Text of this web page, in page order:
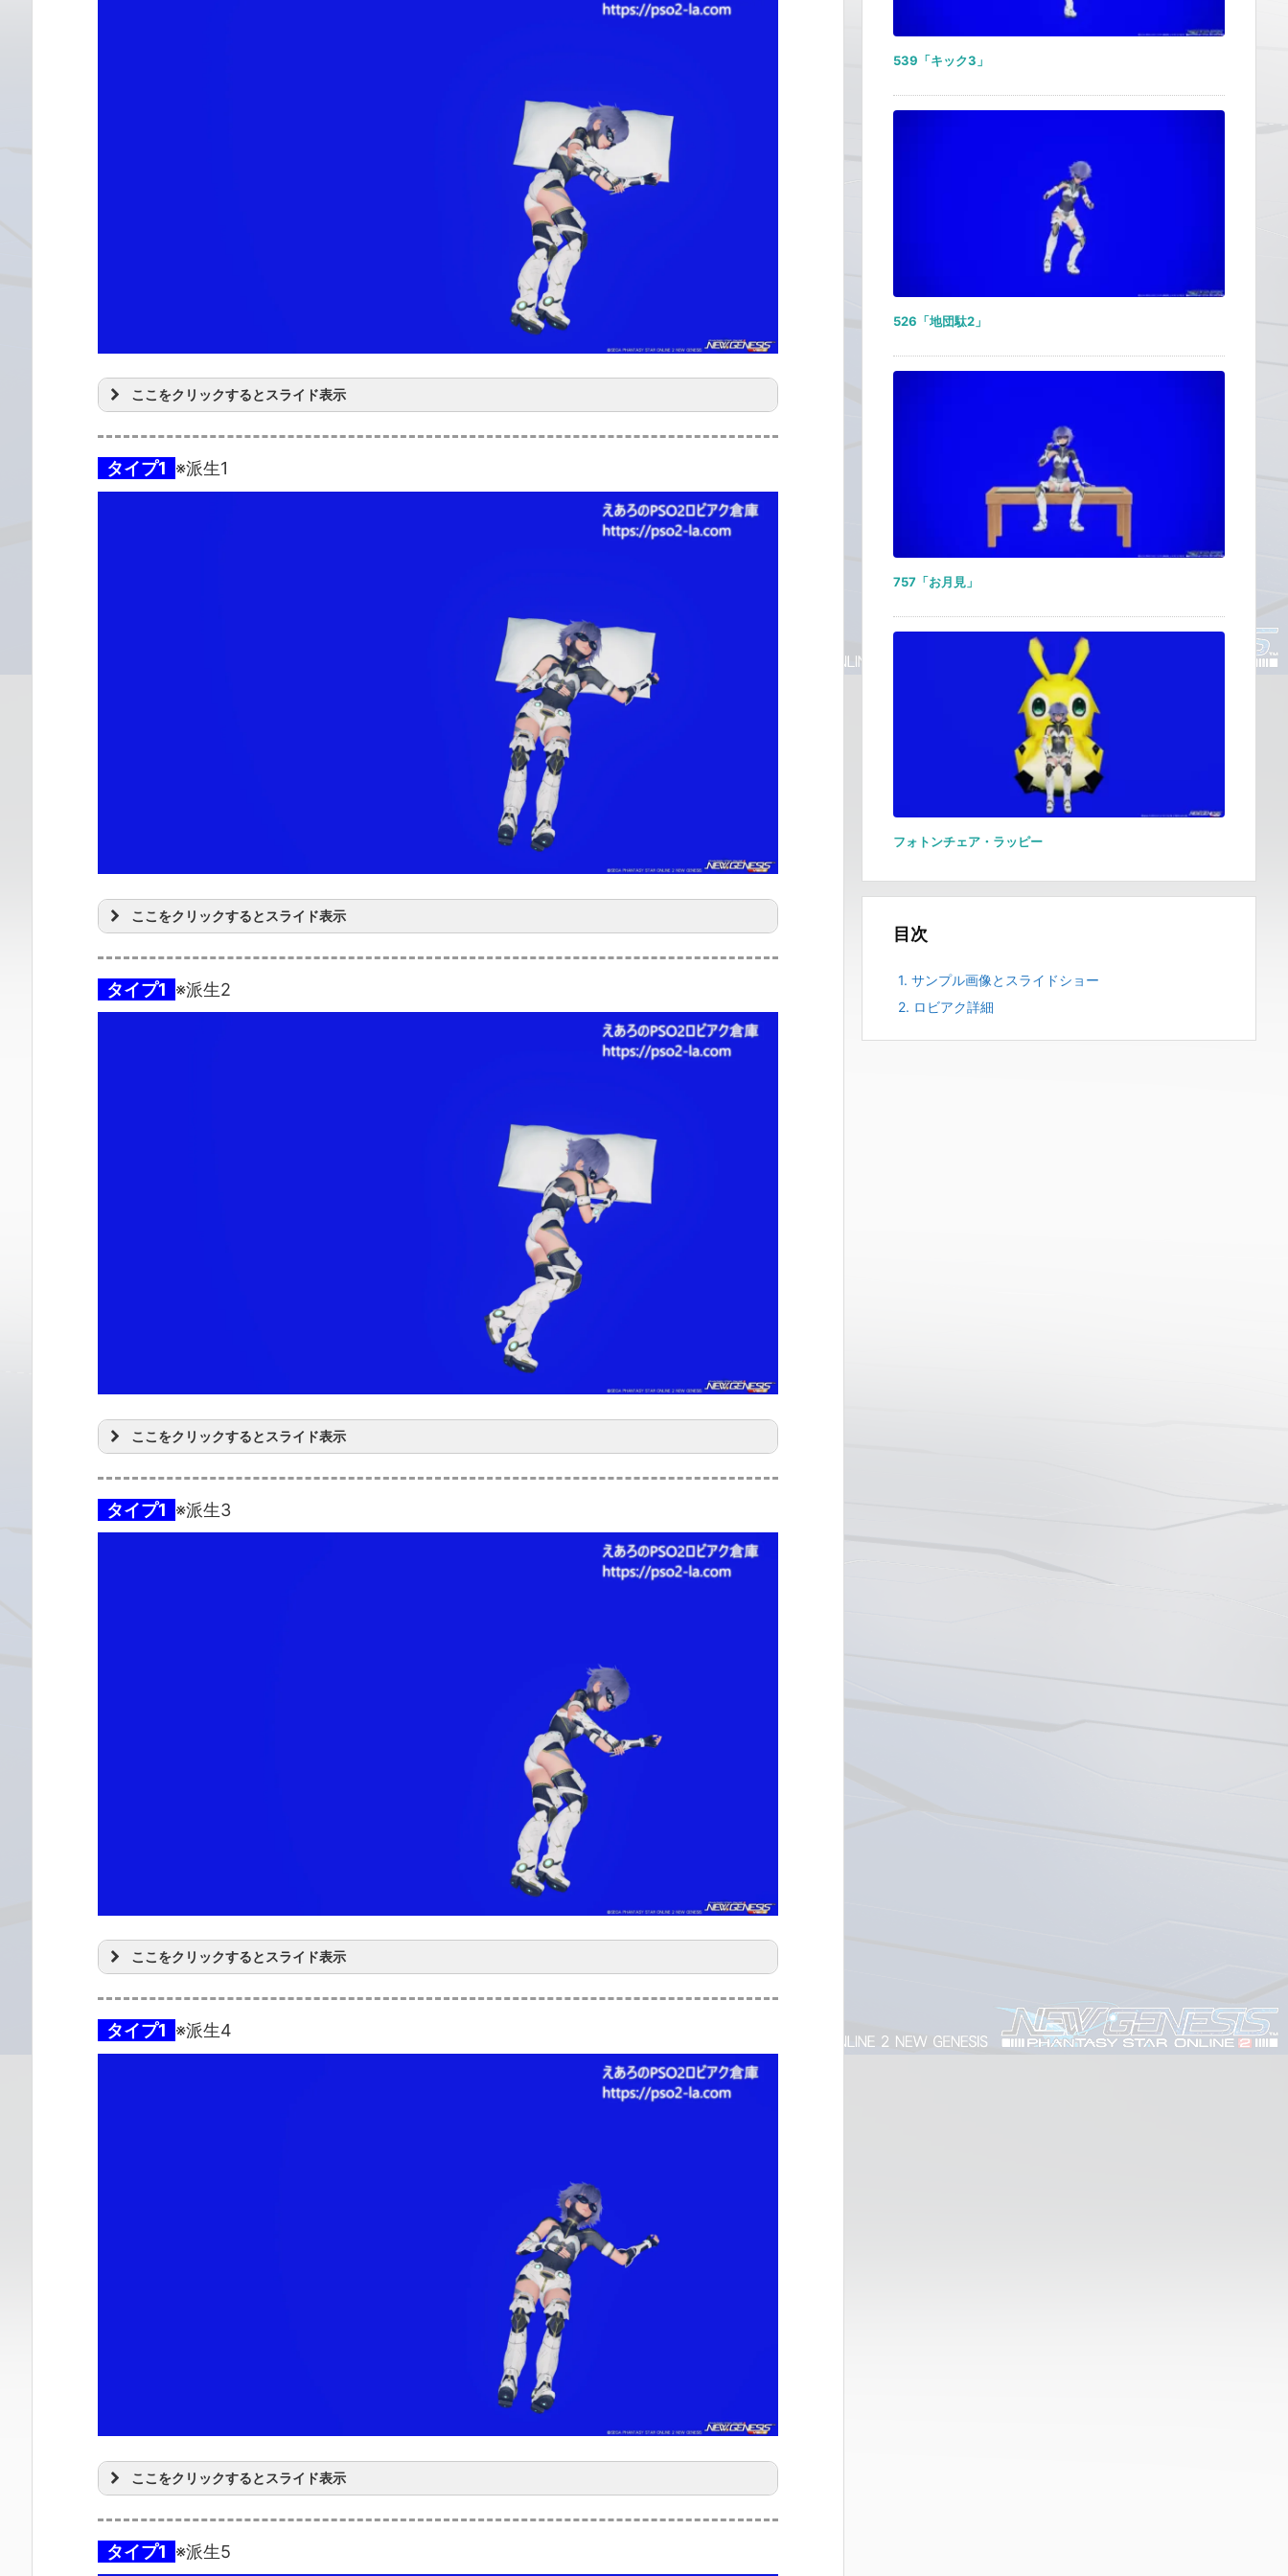
ここをクリックするとスライド表示
タイプ1 ※派生1
ここをクリックするとスライド表示
タイプ1 ※派生2
ここをクリックするとスライド表示
タイプ1 ※派生3
ここをクリックするとスライド表示
タイプ1 ※派生4
ここをクリックするとスライド表示
タイプ1 ※派生5
539「キック3」
526「地団駄2」
757「お月見」
フォトンチェア・ラッピー
目次
1. サンプル画像とスライドショー
2. ロビアク詳細